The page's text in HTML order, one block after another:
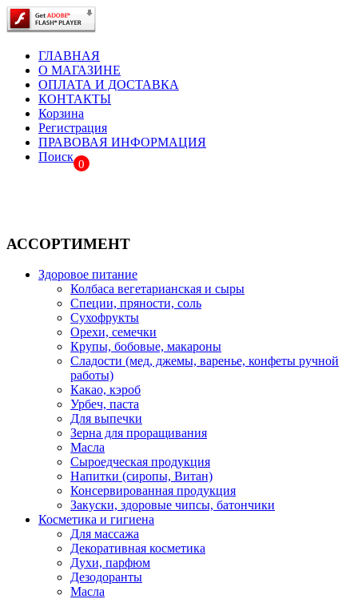
ГЛАВНАЯ
О МАГАЗИНЕ
ОПЛАТА И ДОСТАВКА
КОНТАКТЫ
Корзина
Регистрация
ПРАВОВАЯ ИНФОРМАЦИЯ
Поиск
0
АССОРТИМЕНТ
Здоровое питание
Колбаса вегетарианская и сыры
Специи, пряности, соль
Сухофрукты
Орехи, семечки
Крупы, бобовые, макароны
Сладости (мед, джемы, варенье, конфеты ручной
работы)
Какао, кэроб
Урбеч, паста
Для выпечки
Зерна для проращивания
Масла
Сыроедческая продукция
Напитки (сиропы, Витан)
Консервированная продукция
Закуски, здоровые чипсы, батончики
Косметика и гигиена
Для массажа
Декоративная косметика
Духи, парфюм
Дезодоранты
Масла